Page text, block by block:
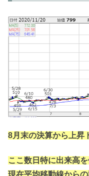
8月末の決算から上昇
ここ数日特に出来高